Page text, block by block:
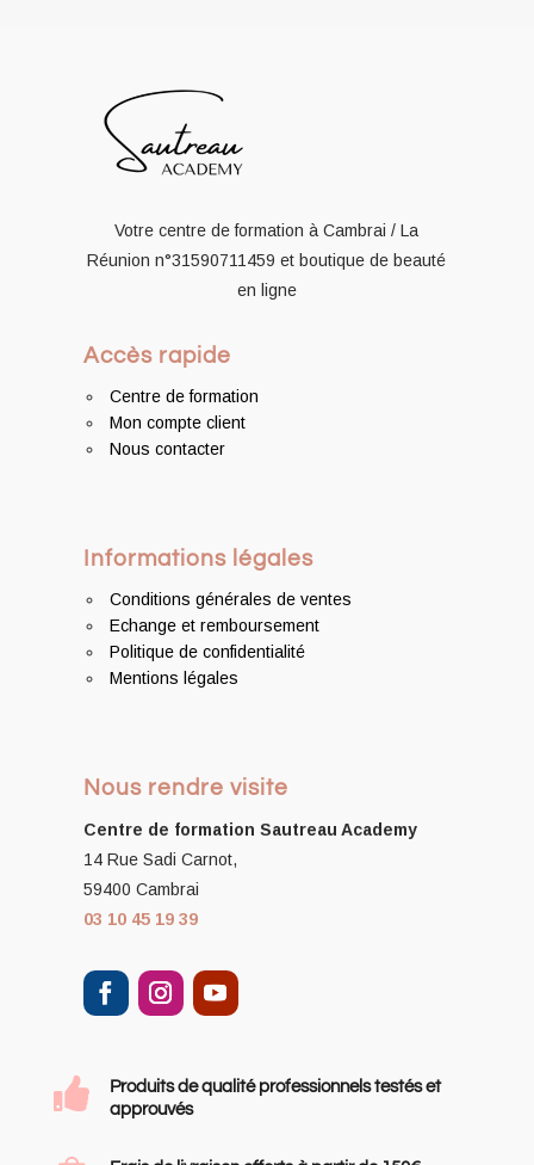
Votre centre de formation à Cambrai / La
Réunionn°31590711459 et boutique de beauté
en ligne
Accès rapide
Centre de formation
Mon compte client
Nous contacter
Informations légales
Conditions générales de ventes
Echange et remboursement
Politique de confidentialité
Mentions légales
Nous rendre visite
Centre de formation Sautreau Academy
14 Rue Sadi Carnot,
59400 Cambrai
03 10 45 19 39

Produits de qualité professionnels testés et
approuvés